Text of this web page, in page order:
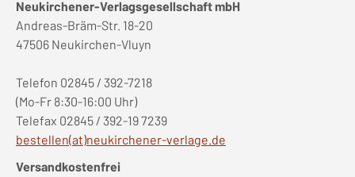
Neukirchener-Verlagsgesellschaft mbH
Andreas-Bräm-Str. 18-20
47506 Neukirchen-Vluyn
Telefon 02845 / 392-7218
(Mo-Fr 8:30-16:00 Uhr)
Telefax 02845 / 392-19 7239
bestellen(at)neukirchener-verlage.de
Versandkostenfrei